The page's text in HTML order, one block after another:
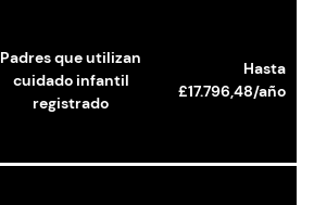
Padres que utilizan
cuidado infantil
registrado
Hasta
£17.796,48/año